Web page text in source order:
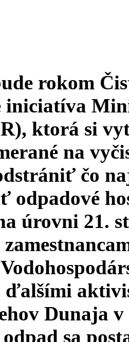
rokom
iniciatíva
ktorá si
na
čo
odpadové
úrovni 21.
ďalšími
Dunaja
sa